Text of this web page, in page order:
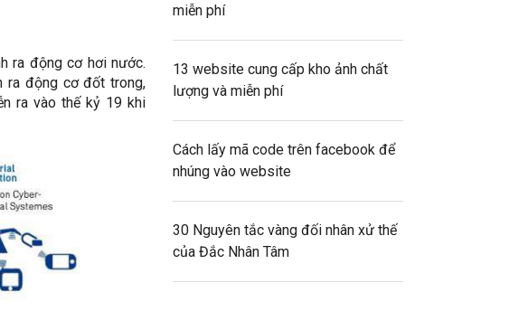
ra động cơ hơi nước.
ra động cơ đốt trong,
ra vào thế kỷ 19 khi
miễn phí
13 website cung cấp kho ảnh chất
lượng và miễn phí
Cách lấy mã code trên facebook để
nhúng vào website
30 Nguyên tắc vàng đối nhân xử thế
của Đắc Nhân Tâm